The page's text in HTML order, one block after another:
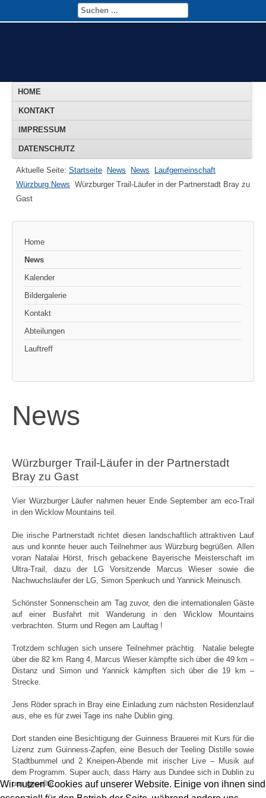
HOME
KONTAKT
IMPRESSUM
DATENSCHUTZ
Aktuelle Seite: Startseite News News
Laufgemeinschaft
Würzburg News Würzburger Trail-Läufer in der Partnerstadt Bray zu
Gast
Home
News
Kalender
Bildergalerie
Kontakt
Abteilungen
Lauftreff
News
Würzburger Trail-Läufer in der Partnerstadt
Bray zu Gast
Vier Würzburger Läufer nahmen heuer Ende September am eco-Trail
in den Wicklow Mountains teil.
Die irische Partnerstadt richtet diesen landschaftlich attraktiven Lauf
aus und konnte heuer auch Teilnehmer aus Würzburg begrüßen. Allen
voran Natalai Hörst, frisch gebackene Bayerische Meisterschaft im
Ultra-Trail, dazu der LG Vorsitzende Marcus Wieser sowie die
Nachwuchsläufer der LG, Simon Spenkuch und Yannick Meinusch.
Schönster Sonnenschein am Tag zuvor, den die internationalen Gäste
auf einer Busfahrt mit Wanderung in den Wicklow Mountains
verbrachten. Sturm und Regen am Lauftag !
Trotzdem schlugen sich unsere Teilnehmer prächtig. Natalie belegte
über die 82 km Rang 4, Marcus Wieser kämpfte sich über die 49 km –
Distanz und Simon und Yannick kämpften sich über die 19 km –
Strecke.
Jens Röder sprach in Bray eine Einladung zum nächsten Residenzlauf
aus, ehe es für zwei Tage ins nahe Dublin ging.
Dort standen eine Besichtigung der Guinness Brauerei mit Kurs für die
Lizenz zum Guinness-Zapfen, eine Besuch der Teeling Distille sowie
Stadtbummel und 2 Kneipen-Abende mit irischer Live – Musik auf
dem Programm. Super auch, dass Harry aus Dundee sich in Dublin zu
uns gesellte.
Wir nutzen Cookies auf unserer Website. Einige von ihnen sind